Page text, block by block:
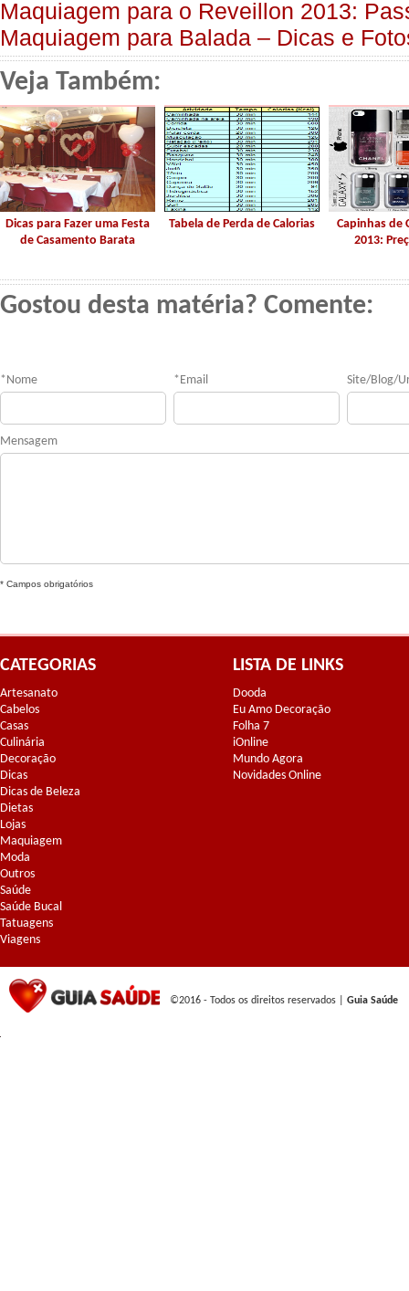
Maquiagem para o Reveillon 2013:
Maquiagem para Balada – Dicas e
Veja Também:
Dicas para Fazer uma Festa
de Casamento Barata
Tabela de Perda de Calorias
Capinhas de
2013:
Gostou desta matéria? Comente:
* Nome * Email Site/Blog/
Mensagem
* Campos obrigatórios
CATEGORIAS
Artesanato
Cabelos
Casas
Culinária
Decoração
Dicas
Dicas de Beleza
Dietas
Lojas
Maquiagem
Moda
Outros
Saúde
Saúde Bucal
Tatuagens
Viagens
LISTA DE LINKS
Dooda
Eu Amo Decoração
Folha 7
iOnline
Mundo Agora
Novidades Online
©2016 - Todos os direitos reservados | Guia Saúde